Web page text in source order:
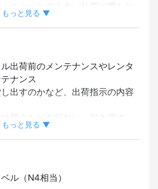
スケールの大きい仕事に携われ
能
ンなどの資格を取得していただ
ンスのプロとしてキャリアアッ
→ これから日本語を伸ばした
もっと見る ▼
出荷前のメンテナンスやレンタ
ナンス
出すのかなど、出荷指示の内容
替えなどを行ない、引き渡す
にメンテナンス、清掃を実施
換、エアブローなど。
のであれば自社で行なう
もっと見る ▼
ル（N4相当）